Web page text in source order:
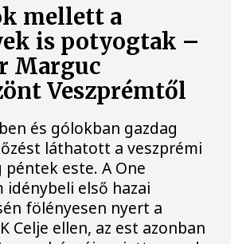
mellett a
is potyogtak –
Marguc
Veszprémtől
és gólokban gazdag
láthatott a veszprémi
péntek este. A One
idénybeli első hazai
fölényesen nyert a
Celje ellen, az est azonban